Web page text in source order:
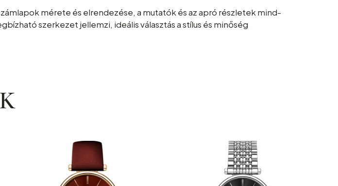
mérete és elrendezése, a mutatók és az apró részletek mind-
szerkezet jellemzi, ideális választás a stílus és minőség